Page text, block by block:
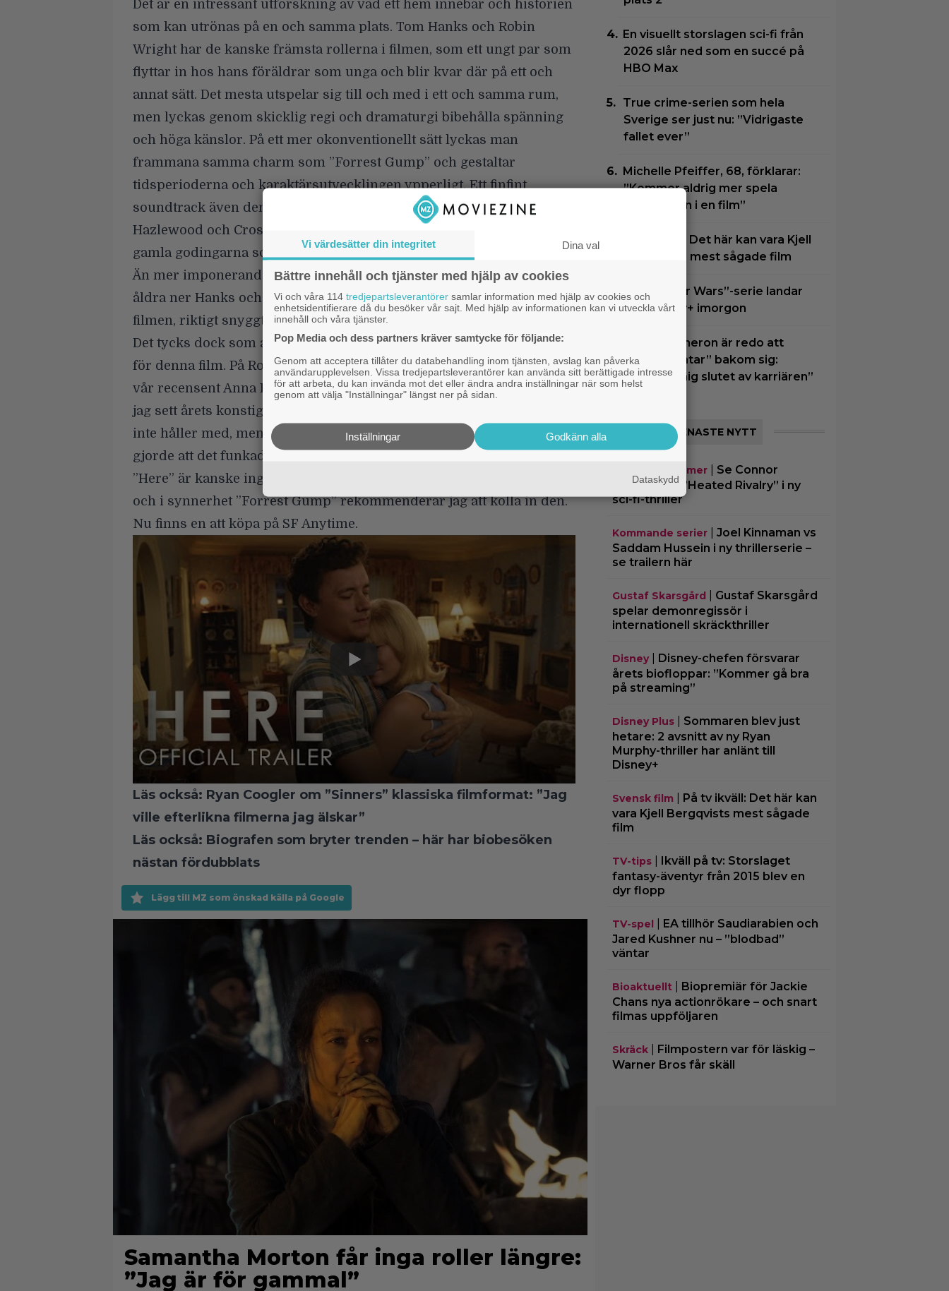
Det är en intressant utforskning av vad ett hem innebär och historien
som kan utrönas på en och samma plats. Tom Hanks och Robin
Wright har de kanske främsta rollerna i filmen, som ett ungt par som
flyttar in hos hans föräldrar som unga och blir kvar där på ett och
annat sätt. Det mesta utspelar sig till och med i ett och samma rum,
men lyckas genom skicklig regi och dramaturgi bibehålla spänning
och höga känslor. På ett mer okonventionellt sätt lyckas man
frammana samma charm som ”Forrest Gump” och gestaltar
tidsperioderna och karaktärsutvecklingen ypperligt. Ett finfint
soundtrack även denna gång. The Beatles, Melanie, Sam & Dave, Lee
Hazlewood och Crosby, Stills, Nash & Young är bara några av de
gamla godingarna som sätter en in i rätt tid.
Än mer imponerande är att man med superhäftig filmmagi lyckas
åldra ner Hanks och Wright 30 år eller mer under stora delar av
filmen, riktigt snyggt och på sina sätt revolutionerande.
Det tycks dock som att undertecknad är något ensam om lovorden
för denna film. På Rotten Tomatoes har den ett lågt betyg på 37 % och
vår recensent Anna Hedlin gav filmen betyget 2/5. ”Jag tror precis att
jag sett årets konstigaste film”, menar hon. Jag kan inte säga att jag
inte håller med, men för egen del var det just det konstiga som
gjorde att det funkade.
”Here” är kanske ingen film för alla, men gillar du Robert Zemeckis
och i synnerhet ”Forrest Gump” rekommenderar jag att kolla in den.
Nu finns en att köpa på SF Anytime.
Läs också: Ryan Coogler om ”Sinners” klassiska filmformat: ”Jag
ville efterlikna filmerna jag älskar”
Läs också: Biografen som bryter trenden – här har biobesöken
nästan fördubblats
Lägg till MZ som önskad källa på Google
Samantha Morton får inga roller längre:
”Jag är för gammal”
En visuellt storslagen sci-fi från
2026 slår ned som en succé på
HBO Max
True crime-serien som hela
Sverige ser just nu: ”Vidrigaste
fallet ever”
Michelle Pfeiffer, 68, förklarar:
”Kommer aldrig mer spela
huvudrollen i en film”
På tv ikväll: Det här kan vara Kjell
Bergqvists mest sågade film
Nästa ”Star Wars”-serie landar
hos Disney+ imorgon
James Cameron är redo att
lämna ”Avatar” bakom sig:
”Närmar mig slutet av karriären”
SENASTE NYTT
Kommande filmer| Se Connor
Storrie från ”Heated Rivalry” i ny
sci-fi-thriller
Kommande serier| Joel Kinnaman vs
Saddam Hussein i ny thrillerserie –
se trailern här
Gustaf Skarsgård
Gustaf Skarsgård
spelar demonregissör i
internationell skräckthriller
Disney| Disney-chefen försvarar
årets biofloppar: ”Kommer gå bra
på streaming”
Disney Plus| Sommaren blev just
hetare: 2 avsnitt av ny Ryan
Murphy-thriller har anlänt till
Disney+
Svensk film
På tv ikväll: Det här kan
vara Kjell Bergqvists mest sågade
film
TV-tips| Ikväll på tv: Storslaget
fantasy-äventyr från 2015 blev en
dyr flopp
TV-spel
EA tillhör Saudiarabien och
Jared Kushner nu – ”blodbad”
väntar
Bioaktuellt| Biopremiär för Jackie
Chans nya actionrökare – och snart
filmas uppföljaren
Skräck| Filmpostern var för läskig –
Warner Bros får skäll
Vi värdesätter din integritet Dina val
Bättre innehåll och tjänster med hjälp av cookies
Vi och våra 114 tredjepartsleverantörer samlar information med hjälp av cookies och
enhetsidentifierare då du besöker vår sajt. Med hjälp av informationen kan vi utveckla vårt
innehåll och våra tjänster.
Pop Media och dess partners kräver samtycke för följande:
Genom att acceptera tillåter du databehandling inom tjänsten, avslag kan påverka
användarupplevelsen. Vissa tredjepartsleverantörer kan använda sitt berättigade intresse
för att arbeta, du kan invända mot det eller ändra andra inställningar när som helst
genom att välja "Inställningar" längst ner på sidan.
Godkänn alla
Inställningar
Dataskydd